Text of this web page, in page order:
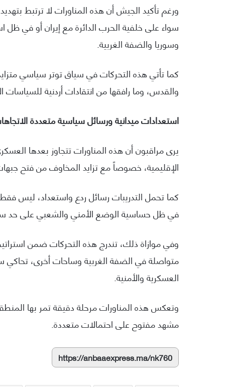
ورغم تأكيد الجيش أن هذه المناورات لا ترتبط
سواء على خلفية الحرب الدائرة مع إيران أو في ظل
وسوريا والضفة الغربية.
كما تأتي هذه التحركات في سياق توتر سياسي
والقدس، وما رافقها من انتقادات أردنية للسياسات
استعدادات ميدانية ورسائل سياسية متعددة
يرى مراقبون أن هذه المناورات تتجاوز بعدها
الإقليمية، خصوصاً مع تزايد المخاوف من فتح
كما تحمل التدريبات رسائل ردع واستعداد، ليس فقط
في ظل حساسية الوضع الأمني والشعبي على حد
وفي موازاة ذلك، تندرج هذه التحركات ضمن
متواصلة في الضفة الغربية وساحات أخرى، تحاكي
العسكرية والأمنية.
وتعكس هذه المناورات مرحلة دقيقة تمر بها
مشهد مفتوح على احتمالات متعددة.
https://anbaaexpress.ma/nk760